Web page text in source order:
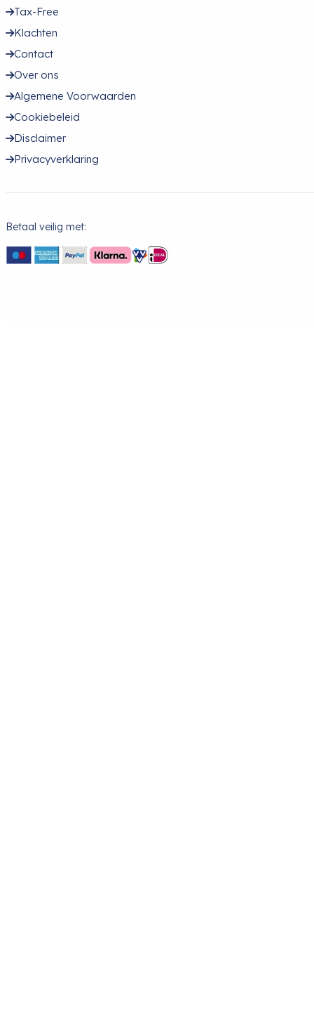
Tax-Free
Klachten
Contact
Over ons
Algemene Voorwaarden
Cookiebeleid
Disclaimer
Privacyverklaring
Betaal veilig met: